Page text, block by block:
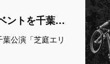
9月7日にAIR TRICK SHOW 10周年イベントを千葉公演「芝庭エリア」にて開催！
公演「芝庭エリ